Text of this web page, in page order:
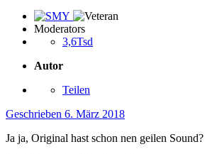
Moderators
3,6Tsd
Autor
Teilen
Geschrieben 6. März 2018
Ja ja, Original hast schon nen geilen Sound?